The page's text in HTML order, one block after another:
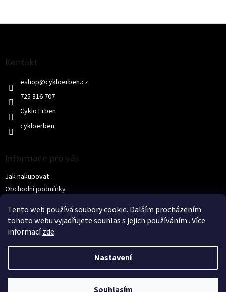
Tento web používá soubory cookie. Dalším procházením
tohoto webu vyjadřujete souhlas s jejich používáním.. Více
informacízde.
Nastavení
Kontakt
eshop@cykloerben.cz
725 316 707
Cyklo Erben
cykloerben
Informace pro vás
Jak nakupovat
Obchodní podmínky
KONTAKTY